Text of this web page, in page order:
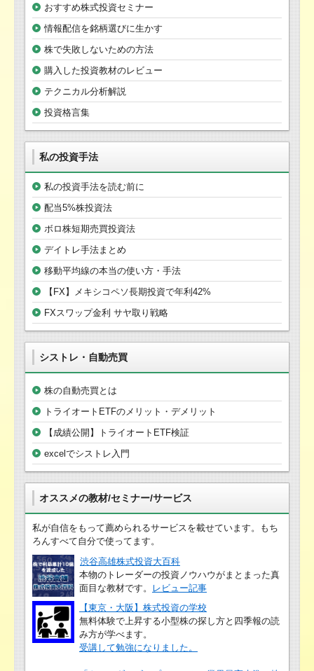
おすすめ株式投資セミナー
情報配信を銘柄選びに生かす
株で失敗しないための方法
購入した投資教材のレビュー
テクニカル分析解説
投資格言集
私の投資手法
私の投資手法を読む前に
配当5%株投資法
ボロ株短期売買投資法
デイトレ手法まとめ
移動平均線の本当の使い方・手法
【FX】メキシコペソ長期投資で年利42%
FXスワップ金利 サヤ取り戦略
シストレ・自動売買
株の自動売買とは
トライオートETFのメリット・デメリット
【成績公開】トライオートETF検証
excelでシストレ入門
オススメの教材/セミナー/サービス
私が自信をもって薦められるサービスを載せています。もち
ろんすべて自分で使ってます。
渋谷高雄株式投資大百科
本物のトレーダーの投資ノウハウがまとまった真
面目な教材です。
レビュー記事
【東京・大阪】株式投資の学校
無料体験で上昇する小型株の探し方と四季報の読
み方が学べます。
受講して勉強になりました。